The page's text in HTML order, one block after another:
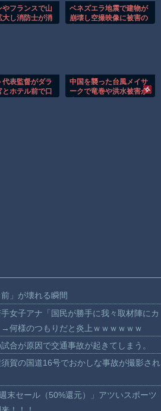
やフランスで山
大し消防士が消
ベネズエラ地震で建物が
崩壊し空撮映像に被害の
代表監督がダラ
とホテル前で口
中国を襲った台風メイサ
ークで竜巻や洪水被害が
」が壊れる瞬間
手女子アナ「国民が勝手に我々取材陣にカ
→何様のつもりだと炎上ｗｗｗｗｗｗ
合が原因で交通事故が起きてしまう。
須賀の国道16号でおかしな事故が撮影され
末セール（50%還元）」アツいスポーツ